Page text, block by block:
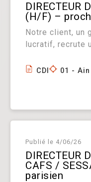
DIRECTEUR
(H/F) –
Notre client, un
lucratif, recrute
CDI
01 - Ain
Publié le 4/06/26
DIRECTEUR
CAFS /
parisien